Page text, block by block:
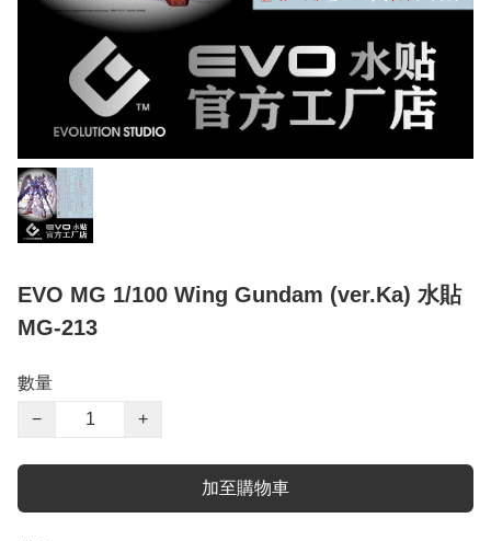
EVO MG 1/100 Wing Gundam (ver.Ka) 水貼
MG-213
數量
−
+
加至購物車